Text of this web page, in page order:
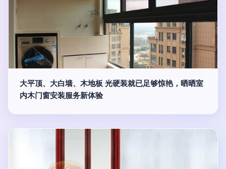
大平顶、大白墙、木地板 光硬装就已足够惊艳，晒晒室
内木门窗安装服务新体验